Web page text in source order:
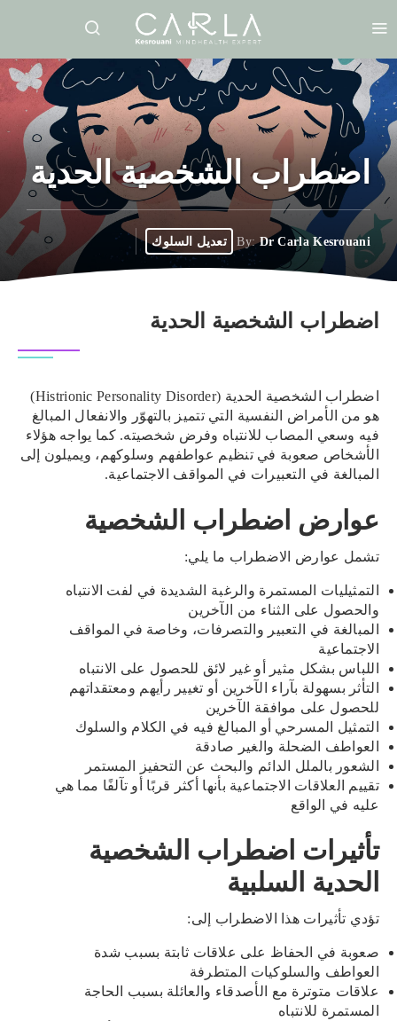
اضطراب الشخصية الحدية
By:Dr Carla Kesrouani تعديل السلوك
اضطراب الشخصية الحدية
اضطراب الشخصية الحدية (Histrionic Personality Disorder)
هو من الأمراض النفسية التي تتميز بالتهوّر والانفعال المبالغ
فيه وسعي المصاب للانتباه وفرض شخصيته. كما يواجه هؤلاء
الأشخاص صعوبة في تنظيم عواطفهم وسلوكهم، ويميلون إلى
المبالغة في التعبيرات في المواقف الاجتماعية.
عوارض اضطراب الشخصية
تشمل عوارض الاضطراب ما يلي:
التمثيليات المستمرة والرغبة الشديدة في لفت الانتباه
والحصول على الثناء من الآخرين
المبالغة في التعبير والتصرفات، وخاصة في المواقف
الاجتماعية
اللباس بشكل مثير أو غير لائق للحصول على الانتباه
التأثر بسهولة بآراء الآخرين أو تغيير رأيهم ومعتقداتهم
للحصول على موافقة الآخرين
التمثيل المسرحي أو المبالغ فيه في الكلام والسلوك
العواطف الضحلة والغير صادقة
الشعور بالملل الدائم والبحث عن التحفيز المستمر
تقييم العلاقات الاجتماعية بأنها أكثر قربًا أو تآلفًا مما هي
عليه في الواقع
تأثيرات اضطراب الشخصية
الحدية السلبية
تؤدي تأثيرات هذا الاضطراب إلى:
صعوبة في الحفاظ على علاقات ثابتة بسبب شدة
العواطف والسلوكيات المتطرفة
علاقات متوترة مع الأصدقاء والعائلة بسبب الحاجة
المستمرة للانتباه